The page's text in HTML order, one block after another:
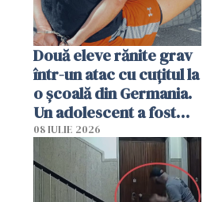
Două eleve rănite grav
într-un atac cu cuțitul la
o școală din Germania.
Un adolescent a fost
arestat
08 IULIE 2026